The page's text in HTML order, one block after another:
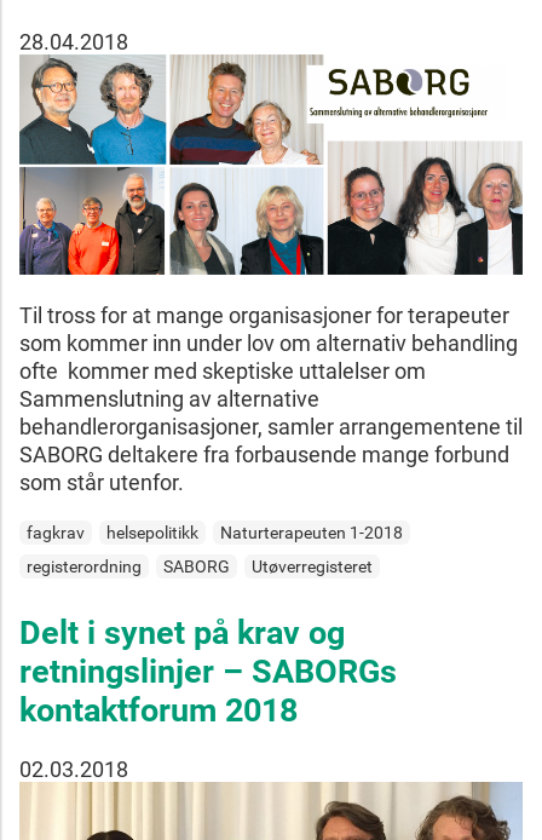
28.04.2018
Til tross for at mange organisasjoner for terapeuter
som kommer inn under lov om alternativ behandling
ofte kommer med skeptiske uttalelser om
Sammenslutning av alternative
behandlerorganisasjoner, samler arrangementene til
SABORG deltakere fra forbausende mange forbund
som står utenfor.
fagkrav helsepolitikk
Naturterapeuten 1-2018
registerordning
SABORG Utøverregisteret
Delt i synet på krav og
retningslinjer – SABORGs
kontaktforum 2018
02.03.2018